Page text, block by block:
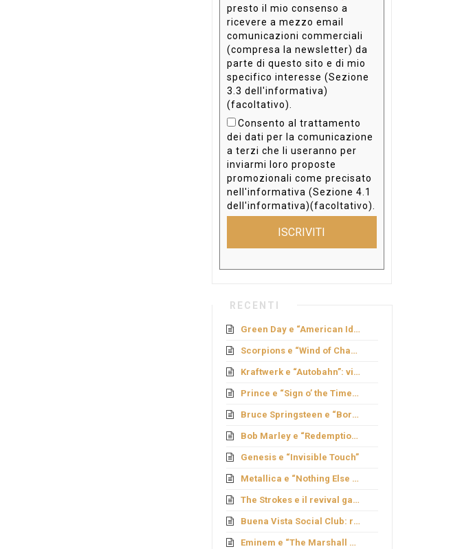
presto il mio consenso a
ricevere a mezzo email
comunicazioni commerciali
(compresa la newsletter) da
parte di questo sito e di mio
specifico interesse (Sezione
3.3 dell'informativa)
(facoltativo).
Consento al trattamento
dei dati per la comunicazione
a terzi che li useranno per
inviarmi loro proposte
promozionali come precisato
nell'informativa (Sezione 4.1
dell'informativa)(facoltativo).
ISCRIVITI
RECENTI
Green Day e “American Idiot”: rock politico
Scorpions e “Wind of Change”: caduta del Muro
Kraftwerk e “Autobahn”: viaggio elettronico
Prince e “Sign o’ the Times”: genio e provocazione
Bruce Springsteen e “Born to Run”: sogno americano
Bob Marley e “Redemption Song”
Genesis e “Invisible Touch”
Metallica e “Nothing Else Matters”: ballata metal
The Strokes e il revival garage
Buena Vista Social Club: rinascita cubana
Eminem e “The Marshall Mathers LP”